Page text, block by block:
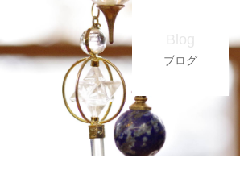
ブログ
メニュー
ウェブショップ
店舗案内